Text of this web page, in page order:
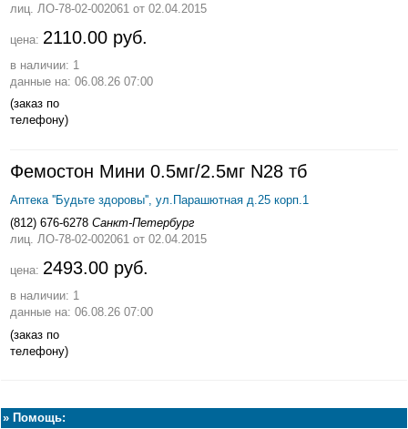
лиц. ЛО-78-02-002061 от 02.04.2015
цена: 2110.00 руб.
в наличии: 1
данные на: 06.08.26 07:00
(заказ по
телефону)
Фемостон Мини 0.5мг/2.5мг N28 тб
Аптека ''Будьте здоровы'', ул.Парашютная д.25 корп.1
(812) 676-6278 Санкт-Петербург
лиц. ЛО-78-02-002061 от 02.04.2015
цена: 2493.00 руб.
в наличии: 1
данные на: 06.08.26 07:00
(заказ по
телефону)
» Помощь: